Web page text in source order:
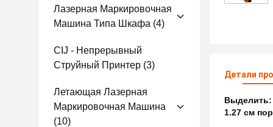
Лазерная Маркировочная
Машина Типа Шкафа (4)
CIJ - Непрерывный
Струйный Принтер (3)
Летающая Лазерная
Маркировочная Машина
(10)
Детали
1.27 см